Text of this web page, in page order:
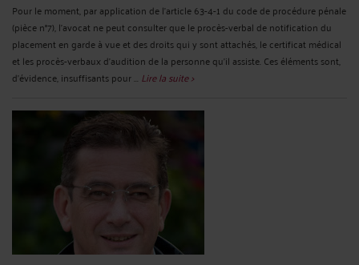
Pour le moment, par application de l'article 63-4-1 du code de procédure pénale
(pièce n°7), l'avocat ne peut consulter que le procès-verbal de notification du
placement en garde à vue et des droits qui y sont attachés, le certificat médical
et les procès-verbaux d'audition de la personne qu'il assiste. Ces éléments sont,
d'évidence, insuffisants pour ... Lire la suite >